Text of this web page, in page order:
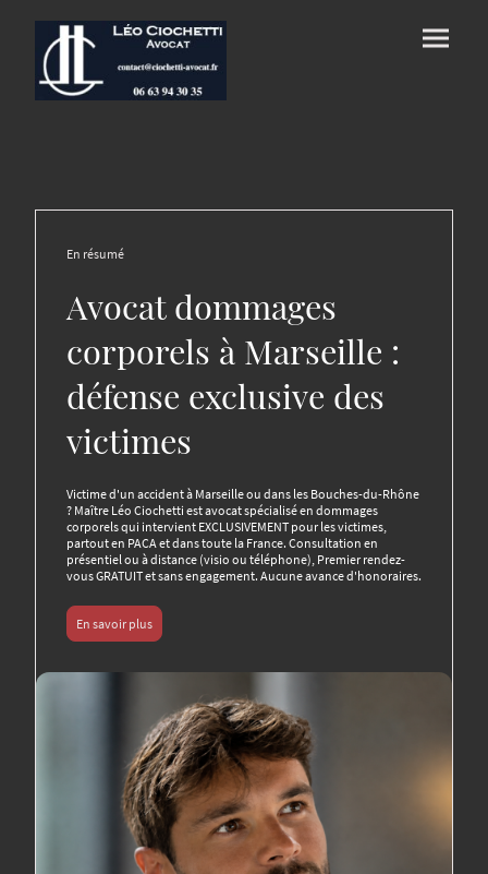
En résumé
Avocat dommages
corporels à Marseille :
défense exclusive des
victimes
Victime d'un accident à Marseille ou dans les Bouches-du-Rhône
? Maître Léo Ciochetti est avocat spécialisé en dommages
corporels qui intervient EXCLUSIVEMENT pour les victimes,
partout en PACA et dans toute la France. Consultation en
présentiel ou à distance (visio ou téléphone), Premier rendez-
vous GRATUIT et sans engagement. Aucune avance d'honoraires.
En savoir plus